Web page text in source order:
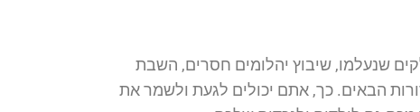
שנעלמו, שיבוץ יהלומים חסרים, השבת
הבאים. כך, אתם יכולים לגעת ולשמר את